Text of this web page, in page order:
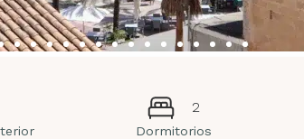
2
Dormitorios